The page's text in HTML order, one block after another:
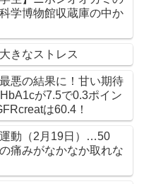
学博物館収蔵庫の中か
きなストレス
悪の結果に！甘い期待
が7.5で0.3ポイン
は60.4！
動（2月19日）…50
痛みがなかなか取れな